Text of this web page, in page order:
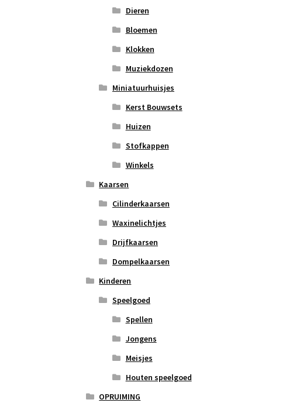
Dieren
Bloemen
Klokken
Muziekdozen
Miniatuurhuisjes
Kerst Bouwsets
Huizen
Stofkappen
Winkels
Kaarsen
Cilinderkaarsen
Waxinelichtjes
Drijfkaarsen
Dompelkaarsen
Kinderen
Speelgoed
Spellen
Jongens
Meisjes
Houten speelgoed
OPRUIMING